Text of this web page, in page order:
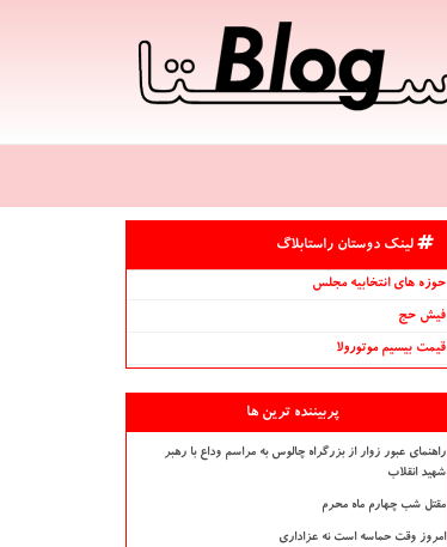
لینک دوستان راستابلاگ
حوزه های انتخابیه مجلس
فیش حج
قیمت بیسیم موتورولا
پربیننده ترین ها
راهنمای عبور زوار از بزرگراه چالوس به مراسم وداع با رهبر
شهید انقلاب
مقتل شب چهارم ماه محرم
امروز وقت حماسه است نه عزاداری